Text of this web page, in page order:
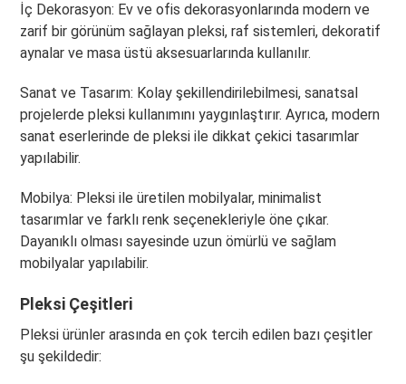
İç Dekorasyon: Ev ve ofis dekorasyonlarında modern ve
zarif bir görünüm sağlayan pleksi, raf sistemleri, dekoratif
aynalar ve masa üstü aksesuarlarında kullanılır.
Sanat ve Tasarım: Kolay şekillendirilebilmesi, sanatsal
projelerde pleksi kullanımını yaygınlaştırır. Ayrıca, modern
sanat eserlerinde de pleksi ile dikkat çekici tasarımlar
yapılabilir.
Mobilya: Pleksi ile üretilen mobilyalar, minimalist
tasarımlar ve farklı renk seçenekleriyle öne çıkar.
Dayanıklı olması sayesinde uzun ömürlü ve sağlam
mobilyalar yapılabilir.
Pleksi Çeşitleri
Pleksi ürünler arasında en çok tercih edilen bazı çeşitler
şu şekildedir: